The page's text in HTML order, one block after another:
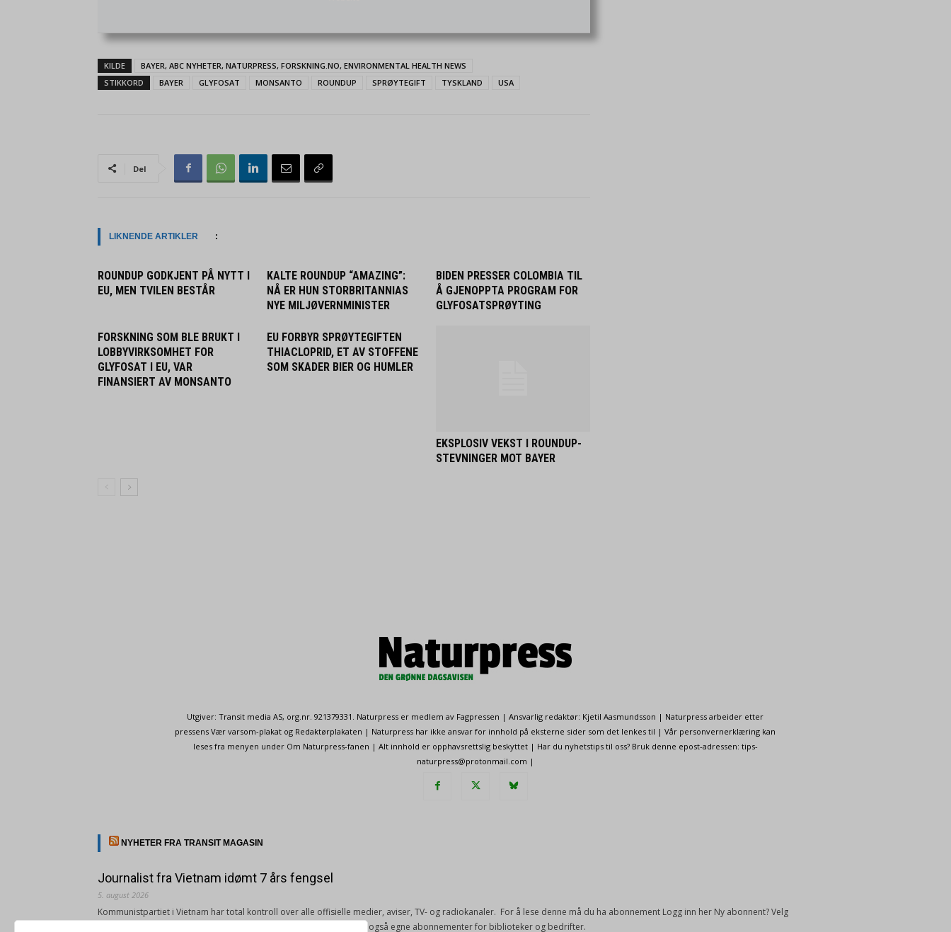
KILDE
BAYER, ABC NYHETER, NATURPRESS, FORSKNING.NO, ENVIRONMENTAL HEALTH NEWS
STIKKORD
BAYER GLYFOSAT MONSANTO ROUNDUP SPRØYTEGIFT TYSKLAND USA
Del
LIKNENDE ARTIKLER :
ROUNDUP GODKJENT PÅ NYTT I
EU, MEN TVILEN BESTÅR
KALTE ROUNDUP “AMAZING”:
NÅ ER HUN STORBRITANNIAS
NYE MILJØVERNMINISTER
BIDEN PRESSER COLOMBIA TIL
Å GJENOPPTA PROGRAM FOR
GLYFOSATSPRØYTING
FORSKNING SOM BLE BRUKT I
LOBBYVIRKSOMHET FOR
GLYFOSAT I EU, VAR
FINANSIERT AV MONSANTO
EU FORBYR SPRØYTEGIFTEN
THIACLOPRID, ET AV STOFFENE
SOM SKADER BIER OG HUMLER
EKSPLOSIV VEKST I ROUNDUP-
STEVNINGER MOT BAYER
Utgiver: Transit media AS, org.nr. 921379331. Naturpress er medlem av Fagpressen | Ansvarlig redaktør: Kjetil Aasmundsson | Naturpress arbeider etter
pressens Vær varsom-plakat og Redaktørplakaten | Naturpress har ikke ansvar for innhold på eksterne sider som det lenkes til | Vår personvernerklæring kan
leses fra menyen under Om Naturpress-fanen | Alt innhold er opphavsrettslig beskyttet | Har du nyhetstips til oss? Bruk denne epost-adressen: tips-
naturpress@protonmail.com |
NYHETER FRA TRANSIT MAGASIN
Journalist fra Vietnam idømt 7 års fengsel
5. august 2026
Kommunistpartiet i Vietnam har total kontroll over alle offisielle medier, aviser, TV- og radiokanaler. For å lese denne må du ha abonnement Logg inn her Ny abonnent? Velg
Årsabonnement, Månedsabonnement eller 24-timers tilgang. Vi har også egne abonnementer for biblioteker og bedrifter.